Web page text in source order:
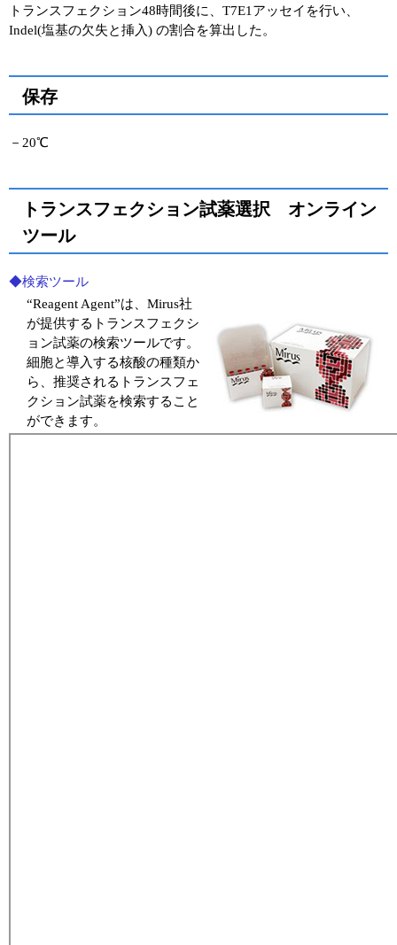
トランスフェクション48時間後に、T7E1アッセイを行い、
Indel(塩基の欠失と挿入) の割合を算出した。
保存
－20℃
トランスフェクション試薬選択 オンライン
ツール
◆検索ツール
“Reagent Agent”は、Mirus社
が提供するトランスフェクシ
ョン試薬の検索ツールです。
細胞と導入する核酸の種類か
ら、推奨されるトランスフェ
クション試薬を検索すること
ができます。